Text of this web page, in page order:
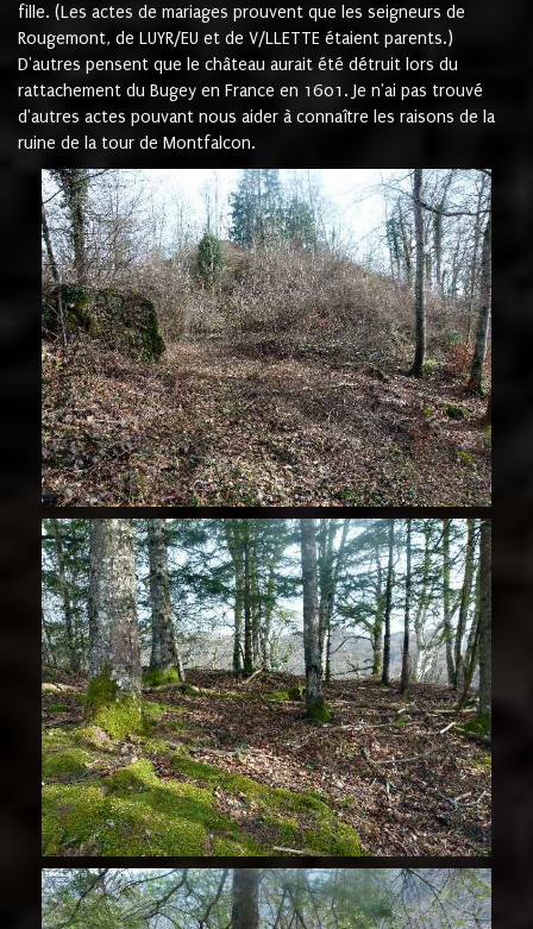
fille. (Les actes de mariages prouvent que les seigneurs de
Rougemont, de LUYR/EU et de V/LLETTE étaient parents.)
D'autres pensent que le château aurait été détruit lors du
rattachement du Bugey en France en 1601. Je n'ai pas trouvé
d'autres actes pouvant nous aider à connaître les raisons de la
ruine de la tour de Montfalcon.